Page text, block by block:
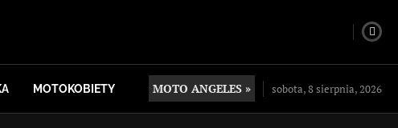
MOTOKOBIETY MOTO ANGELES » sobota, 8 sierpnia, 2026